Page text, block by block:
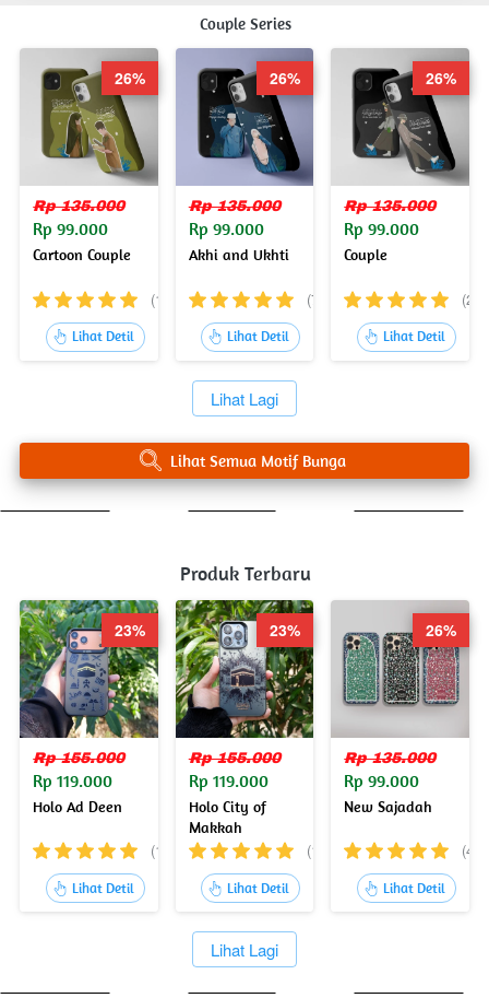
Couple Series
Rp 135.000
Rp 99.000
Cartoon Couple
(15)
` Lihat Detil
26%
Rp 135.000
Rp 99.000
Akhi and Ukhti
(7)
` Lihat Detil
26%
Rp 135.000
Rp 99.000
Couple
(2)
` Lihat Detil
26%
`Lihat Lagi
` Lihat Semua Motif Bunga
Produk Terbaru
Rp 155.000
Rp 119.000
Holo Ad Deen
(1)
` Lihat Detil
23%
Rp 155.000
Rp 119.000
Holo City of
Makkah
(14)
` Lihat Detil
23%
Rp 135.000
Rp 99.000
New Sajadah
(4)
` Lihat Detil
26%
`Lihat Lagi